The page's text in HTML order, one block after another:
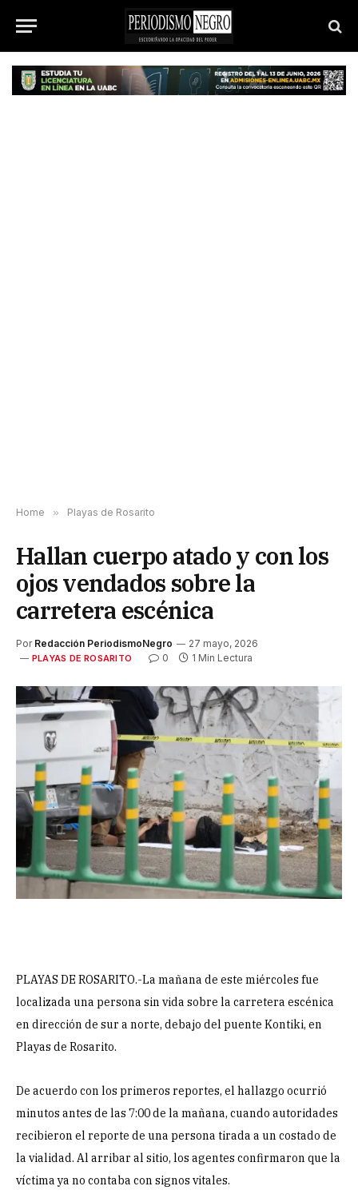
Home » Playas de Rosarito
Hallan cuerpo atado y con los
ojos vendados sobre la
carretera escénica
Por Redacción PeriodismoNegro 27 mayo, 2026
PLAYAS DE ROSARITO 0 1 Min Lectura
PLAYAS DE ROSARITO.-La mañana de este miércoles fue
localizada una persona sin vida sobre la carretera escénica
en dirección de sur a norte, debajo del puente Kontiki, en
Playas de Rosarito.
De acuerdo con los primeros reportes, el hallazgo ocurrió
minutos antes de las 7:00 de la mañana, cuando autoridades
recibieron el reporte de una persona tirada a un costado de
la vialidad. Al arribar al sitio, los agentes confirmaron que la
víctima ya no contaba con signos vitales.